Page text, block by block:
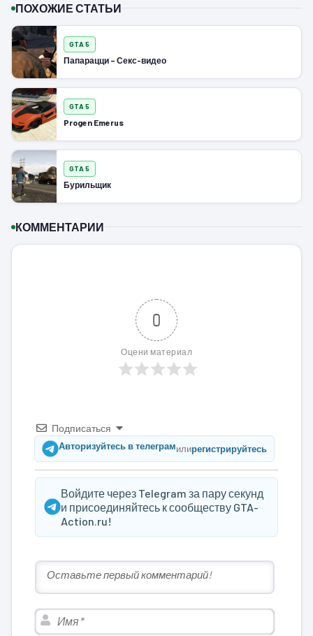
ПОХОЖИЕ СТАТЬИ
GTA 5
Папарацци – Секс-видео
GTA 5
Progen Emerus
GTA 5
Бурильщик
КОММЕНТАРИИ
0
Оцени материал
Подписаться
Авторизуйтесь в телеграмилирегистрируйтесь
Войдите через Telegram за пару секунд
и присоединяйтесь к сообществу GTA-
Action.ru!
Имя*